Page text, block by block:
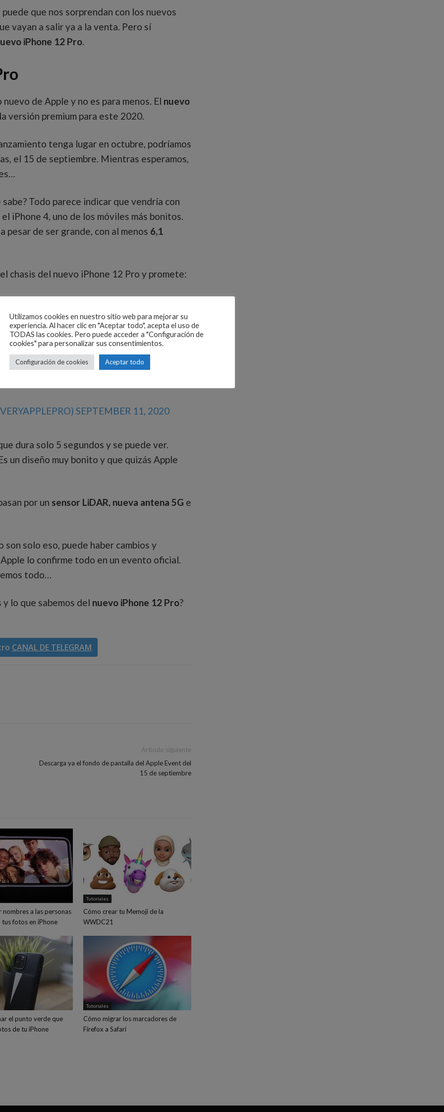
que nos sorprendan con los nuevos
vayan a salir ya a la venta. Pero sí
iPhone 12 Pro.
de Apple y no es para menos. El nuevo
versión premium para este 2020.
tenga lugar en octubre, podríamos
el 15 de septiembre. Mientras esperamos,
Todo parece indicar que vendría con
iPhone 4, uno de los móviles más bonitos.
pesar de ser grande, con al menos 6,1
chasis del nuevo iPhone 12 Pro y promete:
PRO CHASSIS LEAK. CONFIRMS
LIDAR PLACEMENT, FLAT SIDES,
LIKE 5G ANTENNA? THIS
MODEL WILL GET LIDAR TOO.
SEPTEMBER 11, 2020
dura solo 5 segundos y se puede ver.
un diseño muy bonito y que quizás Apple
por un sensor LiDAR, nueva antena 5G e
solo eso, puede haber cambios y
lo confirme todo en un evento oficial.
todo…
lo que sabemos del nuevo iPhone 12 Pro?
CANAL DE TELEGRAM
Artículo siguiente
Descarga ya el fondo de pantalla del Apple Event del
15 de septiembre
nombres a las personas
tus fotos en iPhone
Tutoriales
Cómo crear tu Memoji de la
WWDC21
el punto verde que
de tu iPhone
Tutoriales
Cómo migrar los marcadores de
Firefox a Safari
Utilizamos cookies en nuestro sitio web para mejorar su
experiencia. Al hacer clic en "Aceptar todo", acepta el uso de
TODAS las cookies. Pero puede acceder a "Configuración de
cookies" para personalizar sus consentimientos.
Configuración de cookies Aceptar todo